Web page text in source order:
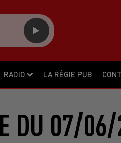
RADIO LA RÉGIE PUB
DU 07/